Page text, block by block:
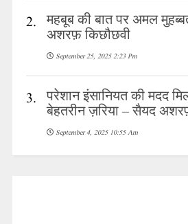
2. महबूब की बात पर अमल
अशरफ़ किछौछवी
September 25, 2025 2:23 Pm
3. परेशान इंसानियत की मदद
बेहतरीन ज़रिया – सैयद
September 4, 2025 10:55 Am